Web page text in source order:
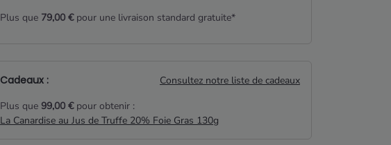
Plus que 79,00 €pour une livraison standard gratuite*
Cadeaux :
Consultez notre liste de cadeaux
Plus que 99,00 €pour obtenir :
La Canardise au Jus de Truffe 20% Foie Gras 130g